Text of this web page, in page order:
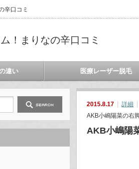
辛口コミ
！まりなの辛口コミ
違い 医療レーザー脱毛
2015.8.17
詳細
AKB小嶋陽菜の右
AKB小嶋陽